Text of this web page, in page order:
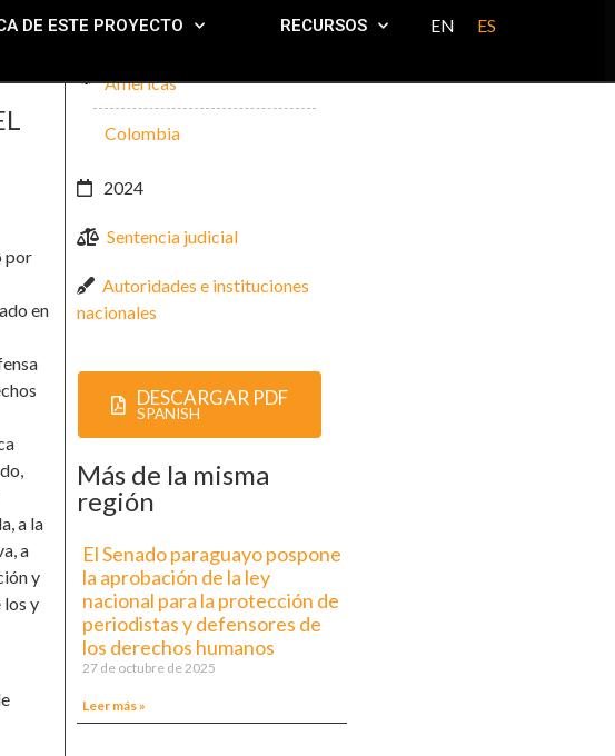
DE ESTE PROYECTO RECURSOS EN ES
por
en
a la
a
y
los y
Americas
Colombia
2024
Sentencia judicial
Autoridades e instituciones
nacionales
DESCARGAR PDF
SPANISH
Más de la misma
región
El Senado paraguayo pospone
la aprobación de la ley
nacional para la protección de
periodistas y defensores de
los derechos humanos
27 de octubre de 2025
Leer más »